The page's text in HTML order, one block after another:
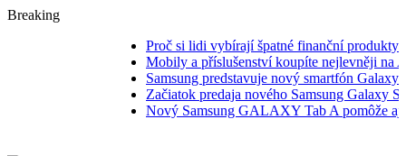
Breaking
Proč si lidi vybírají špatné finanční produkty
Mobily a příslušenství koupíte nejlevněji na
Samsung predstavuje nový smartfón Galaxy J1
Začiatok predaja nového Samsung Galaxy S6
Nový Samsung GALAXY Tab A pomôže aj